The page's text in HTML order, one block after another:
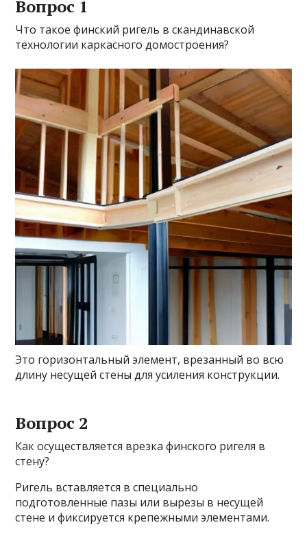
Вопрос 1
Что такое финский ригель в скандинавской
технологии каркасного домостроения?
Это горизонтальный элемент, врезанный во всю
длину несущей стены для усиления конструкции.
Вопрос 2
Как осуществляется врезка финского ригеля в
стену?
Ригель вставляется в специально
подготовленные пазы или вырезы в несущей
стене и фиксируется крепежными элементами.